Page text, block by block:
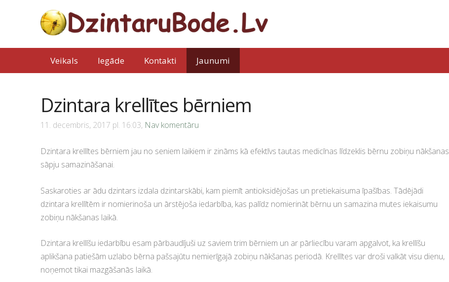
Veikals Iegāde Kontakti Jaunumi
Dzintara krellītes bērniem
11. decembris, 2017 pl. 16:03, Nav komentāru
Dzintara krellītes bērniem jau no seniem laikiem ir zināms kā efektīvs tautas medicīnas līdzeklis bērnu zobiņu nākšanas
sāpju samazināšanai.
Saskaroties ar ādu dzintars izdala dzintarskābi, kam piemīt antioksidējošas un pretiekaisuma īpašības. Tādējādi
dzintara krellītēm ir nomierinoša un ārstējoša iedarbība, kas palīdz nomierināt bērnu un samazina mutes iekaisumu
zobiņu nākšanas laikā.
Dzintara krellīšu iedarbību esam pārbaudījuši uz saviem trim bērniem un ar pārliecību varam apgalvot, ka krellīšu
aplikšana patiešām uzlabo bērna pašsajūtu nemierīgajā zobiņu nākšanas periodā. Krellītes var droši valkāt visu dienu,
noņemot tikai mazgāšanās laikā.